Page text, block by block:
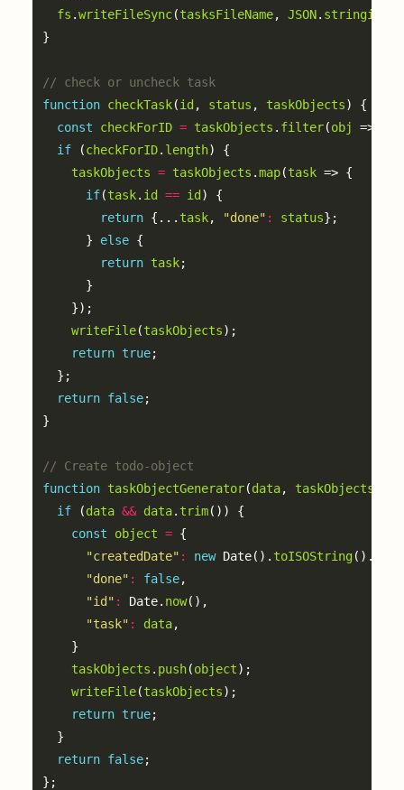
fs .writeFileSync(tasksFileName, JSON. stringify
function checkTask(id, status , taskObjects
const
checkForID = taskObjects . filter(obj =>
if (checkForID. length
taskObjects = taskObjects .map(task
if(task. id == id
return {... task, "done" : status
      }
else
return task
writeFile(taskObjects
return true
return false
function taskObjectGenerator(data, taskObjects
if (data && data. trim
const
object =
"createdDate" : new Date(). toISOString().
"done" : false
"id" : Date. now
"task" : data
taskObjects . push(object
writeFile(taskObjects
return true
return false